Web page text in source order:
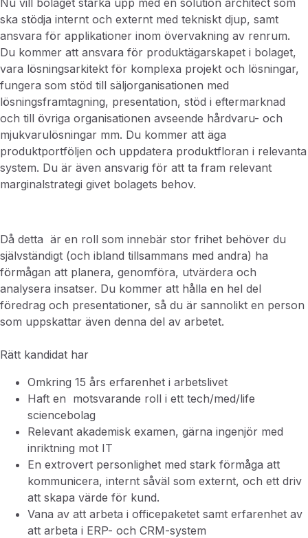
Nu vill bolaget stärka upp med en solution architect som
ska stödja internt och externt med tekniskt djup, samt
ansvara för applikationer inom övervakning av renrum.
Du kommer att ansvara för produktägarskapet i bolaget,
vara lösningsarkitekt för komplexa projekt och lösningar,
fungera som stöd till säljorganisationen med
lösningsframtagning, presentation, stöd i eftermarknad
och till övriga organisationen avseende hårdvaru- och
mjukvarulösningar mm. Du kommer att äga
produktportföljen och uppdatera produktfloran i relevanta
system. Du är även ansvarig för att ta fram relevant
marginalstrategi givet bolagets behov.
Då detta är en roll som innebär stor frihet behöver du
självständigt (och ibland tillsammans med andra) ha
förmågan att planera, genomföra, utvärdera och
analysera insatser. Du kommer att hålla en hel del
föredrag och presentationer, så du är sannolikt en person
som uppskattar även denna del av arbetet.
Rätt kandidat har
Omkring 15 års erfarenhet i arbetslivet
Haft en motsvarande roll i ett tech/med/life
sciencebolag
Relevant akademisk examen, gärna ingenjör med
inriktning mot IT
En extrovert personlighet med stark förmåga att
kommunicera, internt såväl som externt, och ett driv
att skapa värde för kund.
Vana av att arbeta i officepaketet samt erfarenhet av
att arbeta i ERP- och CRM-system